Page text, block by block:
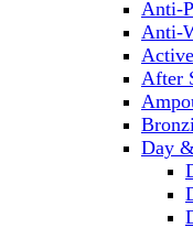
Anti-
Anti-
After
Day